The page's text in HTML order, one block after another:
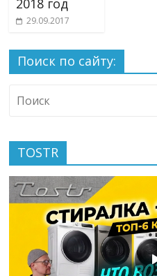
2018 год
29.09.2017
Поиск по сайту:
TOSTR